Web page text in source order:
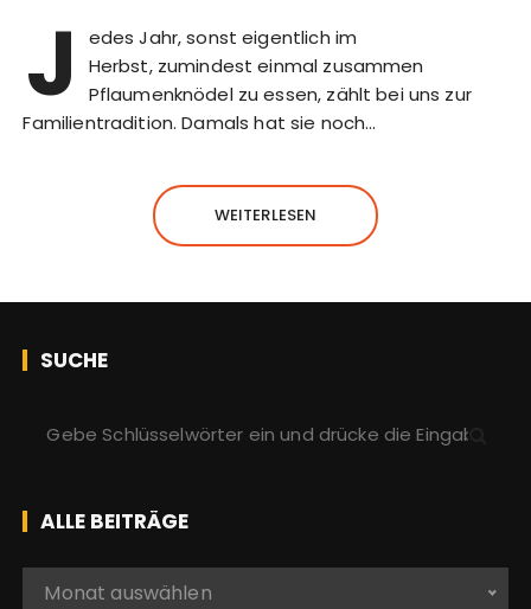
J
edes Jahr, sonst eigentlich im
Herbst, zumindest einmal zusammen
Pflaumenknödel zu essen, zählt bei uns zur
Familientradition. Damals hat sie noch…
WEITERLESEN
SUCHE
h
e
n
ALLE BEITRÄGE
Monat auswählen